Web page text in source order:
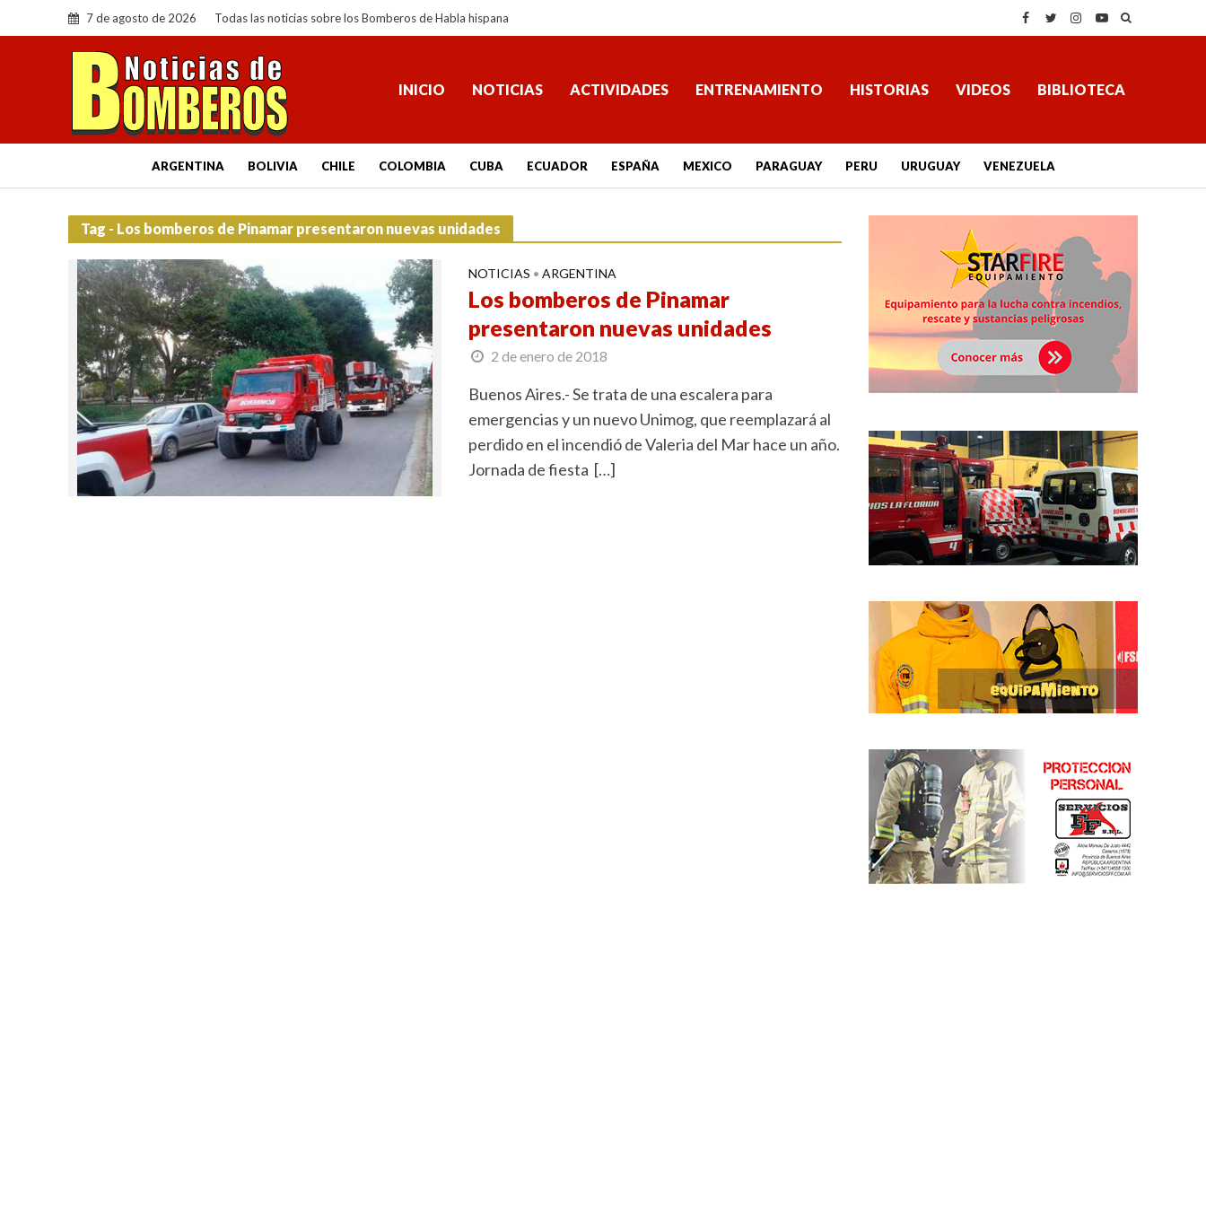
7 de agosto de 2026 Todas las noticias sobre los Bomberos de Habla hispana
INICIO NOTICIAS ACTIVIDADES ENTRENAMIENTO HISTORIAS VIDEOS BIBLIOTECA
ARGENTINA BOLIVIA CHILE COLOMBIA CUBA ECUADOR ESPAÑA MEXICO PARAGUAY PERU URUGUAY VENEZUELA
Tag - Los bomberos de Pinamar presentaron nuevas unidades
NOTICIAS • ARGENTINA
Los bomberos de Pinamar
presentaron nuevas unidades
2 de enero de 2018
Buenos Aires.- Se trata de una escalera para
emergencias y un nuevo Unimog, que reemplazará al
perdido en el incendió de Valeria del Mar hace un año.
Jornada de fiesta […]